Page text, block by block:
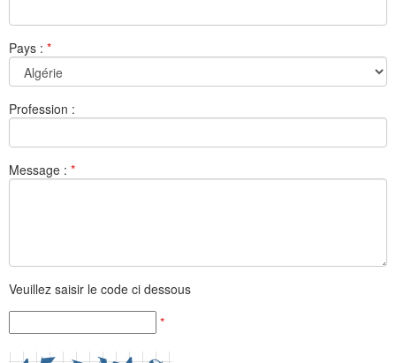
Pays : *
Profession :
Message : *
Veuillez saisir le code ci dessous
*